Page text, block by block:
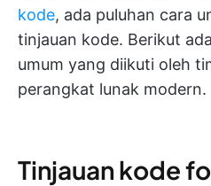
kode, ada puluhan cara
tinjauan kode. Berikut
umum yang diikuti oleh
perangkat lunak modern.
Tinjauan kode